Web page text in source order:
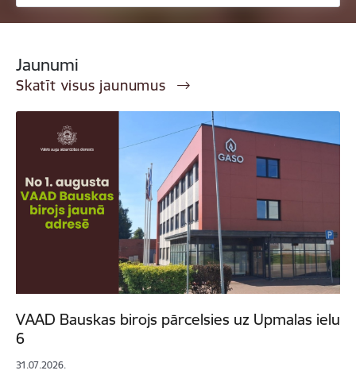
Jaunumi
Skatīt visus jaunumus
VAAD Bauskas birojs pārcelsies uz Upmalas ielu
6
31.07.2026.